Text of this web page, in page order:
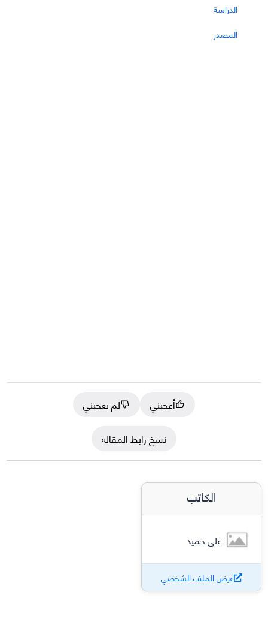
الدراسة
المصدر
أعجبني
لم يعجبني
نسخ رابط المقالة
الكاتب
علي حميد
عرض الملف الشخصي